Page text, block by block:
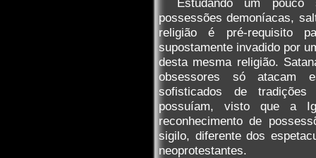
Estudando um
possessões demoníacas,
religião é pré-requisito
supostamente invadido por
desta mesma religião.
obsessores só atacam
sofisticados de
possuíam, visto que a
reconhecimento de
sigilo, diferente dos
neoprotestantes.